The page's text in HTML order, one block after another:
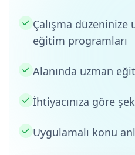
Çalışma
eğitim programları
Alanında uzman
İhtiyacınıza göre
Uygulamalı konu